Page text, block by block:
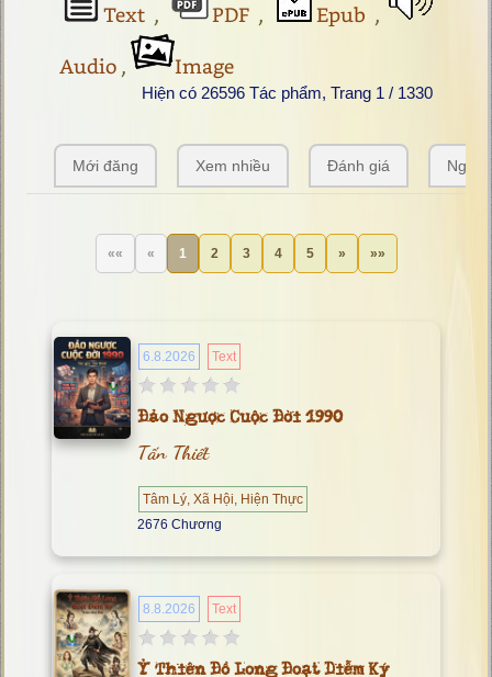
Text , PDF , Epub ,
Audio , Image
Hiện có 26596 Tác phẩm, Trang 1 / 1330
Mới đăng Xem nhiều Đánh giá Ngẫu
«« « 1 2 3 4 5 » »»
6.8.2026 Text
Đảo Ngược Cuộc Đời 1990
Tấn Thiết
Tâm Lý, Xã Hội, Hiện Thực
2676 Chương
8.8.2026 Text
Ỷ Thiên Đồ Long Đoạt Diễm Ký